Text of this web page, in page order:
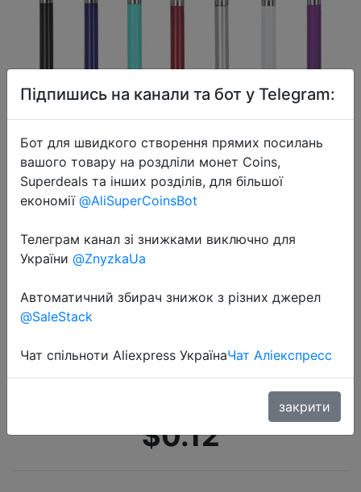
2022-05-02
двумя головками, Емкостное перо
для iPad, Samsung, аксессуаров
для телефона, планшета, ПК (не
может рисовать на…
$0.12
Підпишись на канали та бот у Telegram:
Бот для швидкого створення прямих посилань
вашого товару на роздліли монет Coins,
Superdeals та інших розділів, для більшої
економії @AliSuperCoinsBot
Телеграм канал зі знижками виключно для
України @ZnyzkaUa
Автоматичний збирач знижок з різних джерел
@SaleStack
Чат спільноти Aliexpress УкраїнаЧат Аліекспресс
закрити